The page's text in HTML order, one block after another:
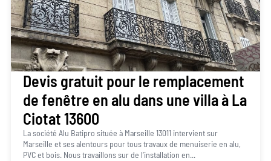
Devis gratuit pour le remplacement
de fenêtre en alu dans une villa à La
Ciotat 13600
La société Alu Batipro située à Marseille 13011 intervient sur
Marseille et ses alentours pour tous travaux de menuiserie en alu,
PVC et bois. Nous travaillons sur de l’installation en...